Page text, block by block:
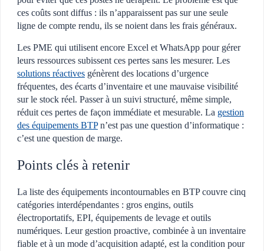
ces coûts sont diffus : ils n’apparaissent pas sur une seule
ligne de compte rendu, ils se noient dans les frais généraux.
Les PME qui utilisent encore Excel et WhatsApp pour gérer
leurs ressources subissent ces pertes sans les mesurer. Les
solutions réactives génèrent des locations d’urgence
fréquentes, des écarts d’inventaire et une mauvaise visibilité
sur le stock réel. Passer à un suivi structuré, même simple,
réduit ces pertes de façon immédiate et mesurable. La gestion
des équipements BTPn’est pas une question d’informatique :
c’est une question de marge.
Points clés à retenir
La liste des équipements incontournables en BTP couvre cinq
catégories interdépendantes : gros engins, outils
électroportatifs, EPI, équipements de levage et outils
numériques. Leur gestion proactive, combinée à un inventaire
fiable et à un mode d’acquisition adapté, est la condition pour